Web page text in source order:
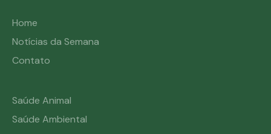
Home
Notícias da Semana
Contato
Saúde Animal
Saúde Ambiental